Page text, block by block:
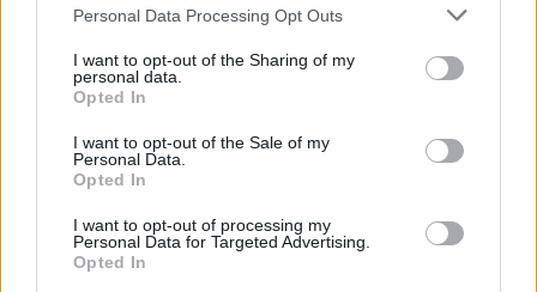
Personal Data Processing Opt Outs
I want to opt-out of the Sharing of my
personal data.
Opted In
I want to opt-out of the Sale of my
Personal Data.
Opted In
I want to opt-out of processing my
Personal Data for Targeted Advertising.
Opted In